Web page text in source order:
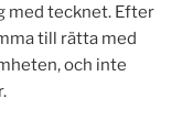
med tecknet. Efter
till rätta med
och inte